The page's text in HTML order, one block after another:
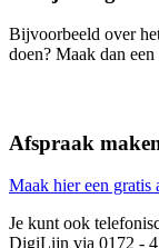
Bijvoorbeeld over
doen? Maak dan
Afspraak
Maak hier een gratis
Je kunt ook
DigiLijn via 0172 -